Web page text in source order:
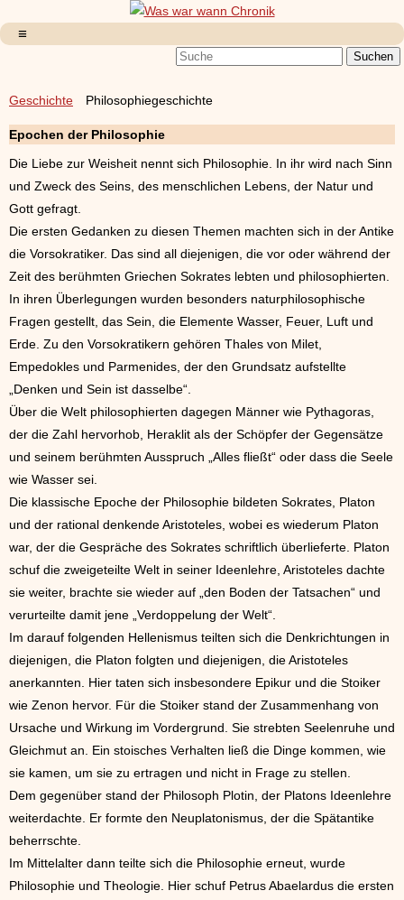
Geschichte Philosophiegeschichte
Epochen der Philosophie
Die Liebe zur Weisheit nennt sich Philosophie. In ihr wird nach Sinn
und Zweck des Seins, des menschlichen Lebens, der Natur und
Gott gefragt.
Die ersten Gedanken zu diesen Themen machten sich in der Antike
die Vorsokratiker. Das sind all diejenigen, die vor oder während der
Zeit des berühmten Griechen Sokrates lebten und philosophierten.
In ihren Überlegungen wurden besonders naturphilosophische
Fragen gestellt, das Sein, die Elemente Wasser, Feuer, Luft und
Erde. Zu den Vorsokratikern gehören Thales von Milet,
Empedokles und Parmenides, der den Grundsatz aufstellte
„Denken und Sein ist dasselbe“.
Über die Welt philosophierten dagegen Männer wie Pythagoras,
der die Zahl hervorhob, Heraklit als der Schöpfer der Gegensätze
und seinem berühmten Ausspruch „Alles fließt“ oder dass die Seele
wie Wasser sei.
Die klassische Epoche der Philosophie bildeten Sokrates, Platon
und der rational denkende Aristoteles, wobei es wiederum Platon
war, der die Gespräche des Sokrates schriftlich überlieferte. Platon
schuf die zweigeteilte Welt in seiner Ideenlehre, Aristoteles dachte
sie weiter, brachte sie wieder auf „den Boden der Tatsachen“ und
verurteilte damit jene „Verdoppelung der Welt“.
Im darauf folgenden Hellenismus teilten sich die Denkrichtungen in
diejenigen, die Platon folgten und diejenigen, die Aristoteles
anerkannten. Hier taten sich insbesondere Epikur und die Stoiker
wie Zenon hervor. Für die Stoiker stand der Zusammenhang von
Ursache und Wirkung im Vordergrund. Sie strebten Seelenruhe und
Gleichmut an. Ein stoisches Verhalten ließ die Dinge kommen, wie
sie kamen, um sie zu ertragen und nicht in Frage zu stellen.
Dem gegenüber stand der Philosoph Plotin, der Platons Ideenlehre
weiterdachte. Er formte den Neuplatonismus, der die Spätantike
beherrschte.
Im Mittelalter dann teilte sich die Philosophie erneut, wurde
Philosophie und Theologie. Hier schuf Petrus Abaelardus die ersten